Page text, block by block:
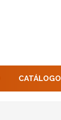
CATÁLOGO